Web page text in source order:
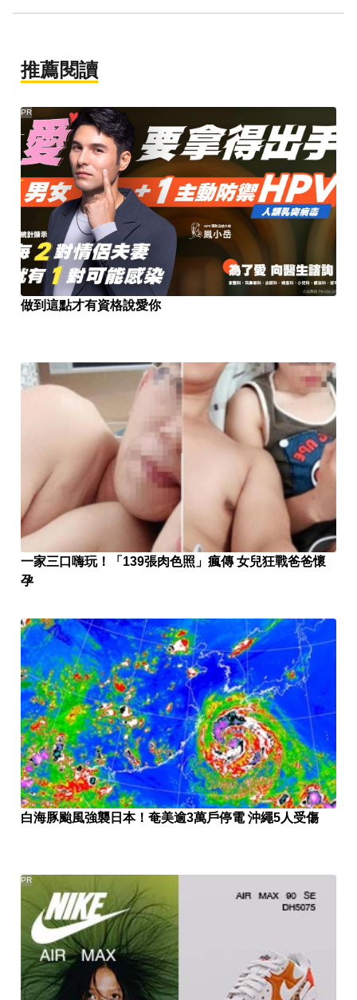
推薦閱讀
做到這點才有資格說愛你
PR
一家三口嗨玩！「139張肉色照」瘋傳 女兒狂戰爸爸懷
孕
白海豚颱風強襲日本！奄美逾3萬戶停電 沖繩5人受傷
PR